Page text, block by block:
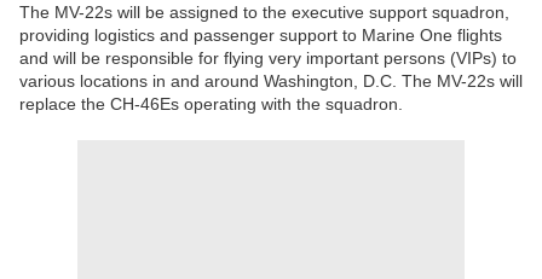
The MV-22s will be assigned to the executive support squadron,
providing logistics and passenger support to Marine One flights
and will be responsible for flying very important persons (VIPs) to
various locations in and around Washington, D.C. The MV-22s will
replace the CH-46Es operating with the squadron.